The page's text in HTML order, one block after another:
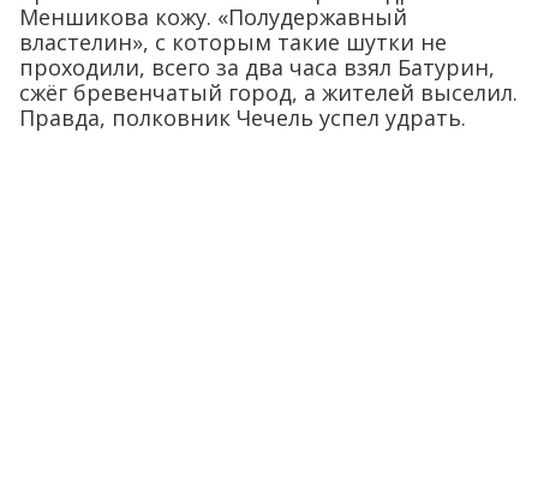
Меншикова кожу. «Полудержавный
властелин», с которым такие шутки не
проходили, всего за два часа взял Батурин,
сжёг бревенчатый город, а жителей выселил.
Правда, полковник Чечель успел удрать.